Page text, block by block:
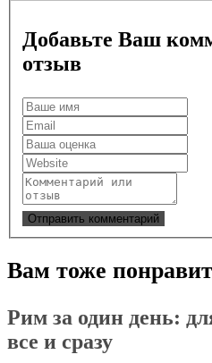
Добавьте Ваш
отзыв
Вам тоже
Рим за один день:
все и сразу